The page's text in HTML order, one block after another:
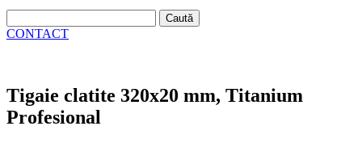
după:
CONTACT
Tigaie clatite 320x20 mm, Titanium
Profesional